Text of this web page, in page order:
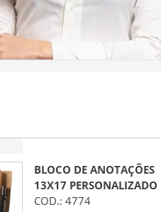
BLOCO DE ANOTAÇÕES
13X17 PERSONALIZADO
COD.: 4774